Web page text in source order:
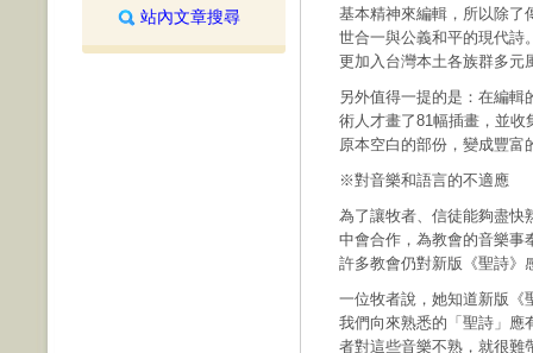
站內文章搜尋
基本精神來編輯，所以除了
世合一與公義和平的現代詩
更加入台灣本土各族群多元
另外值得一提的是：在編
術人才畫了81幅插畫，並
原本空白的部份，變成豐富
※對音樂和語言的不適應
為了讓牧者、信徒能夠盡快
中會合作，為教會的音樂事
許多教會仍對新版《聖詩》
一位牧者說，她知道新版《
我們向來熟悉的「聖詩」應
者對這些音樂不熟，就很難